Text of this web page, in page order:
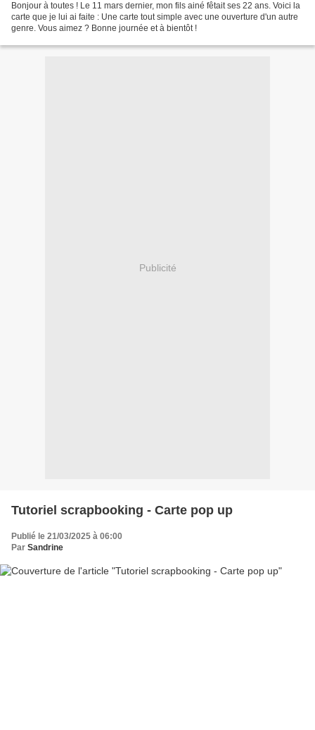
Bonjour à toutes ! Le 11 mars dernier, mon fils ainé fêtait ses 22 ans. Voici la
carte que je lui ai faite : Une carte tout simple avec une ouverture d'un autre
genre. Vous aimez ? Bonne journée et à bientôt !
Publicité
Tutoriel scrapbooking - Carte pop up
Publié le 21/03/2025 à 06:00
Par Sandrine